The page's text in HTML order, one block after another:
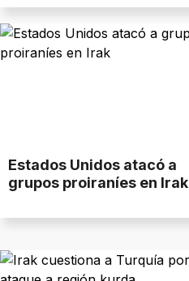
Estados Unidos atacó a
grupos proiraníes en Irak